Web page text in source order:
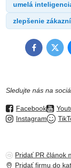
umelá
zlepšenie
Facebook
Sledujte nás na
Facebook
Instagram
Pridať PR článok
Pridať firmu do